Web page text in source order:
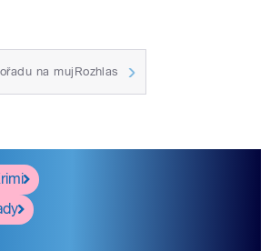
na mujRozhlas